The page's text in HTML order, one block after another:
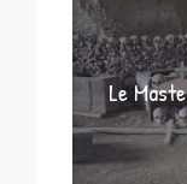
Le Maste